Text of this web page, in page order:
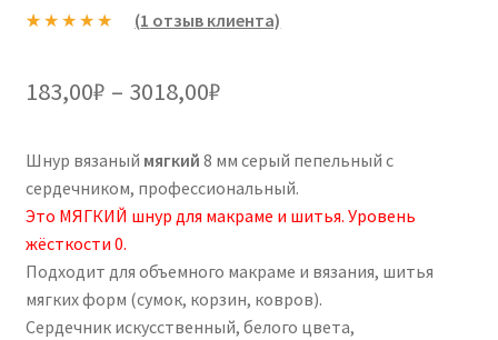
основе
пользовател
я
(1 отзыв клиента)
183,00₽ – 3018,00₽Диапазон
183,00₽
–
Шнур вязаный мягкий 8 мм серый пепельный с
сердечником, профессиональный.
Это МЯГКИЙ шнур для макраме и шитья. Уровень
жёсткости 0.
Подходит для объемного макраме и вязания, шитья
мягких форм (сумок, корзин, ковров).
Сердечник искусственный, белого цвета,